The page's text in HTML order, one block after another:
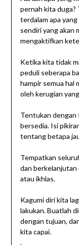
pernah kita duga?
terdalam apa
sendiri yang akan
mengaktifkan
Ketika kita tidak
peduli seberapa
hampir semua hal
oleh kerugian
Tentukan dengan
bersedia. Isi
tentang betapa
Tempatkan
dan berkelanjutan
atau ikhlas.
Kagumi diri kita
lakukan. Buatlah
dengan tujuan,
kita capai.
.